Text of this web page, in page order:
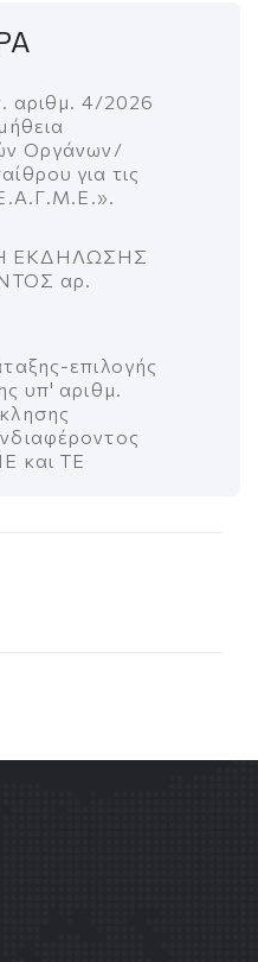
αριθμ. 4/2026
Οργάνων/
για τις
ΕΚΔΗΛΩΣΗΣ
αρ.
επιλογής
υπ' αριθμ.
και ΤΕ